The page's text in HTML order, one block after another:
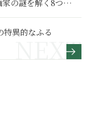
の謎を解く8つの
異的なふる